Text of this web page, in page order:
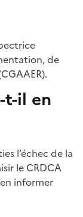
de
il en
l’échec de la
le CRDCA
informer